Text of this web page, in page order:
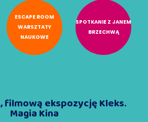
ESCAPE ROOM
WARSZTATY
NAUKOWE
SPOTKANIE Z JANEM
BRZECHWĄ
filmową ekspozycję Kleks.
Magia Kina